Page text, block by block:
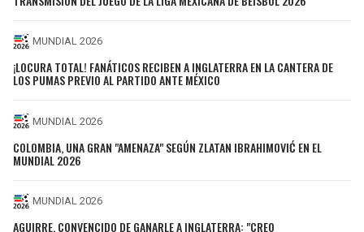
MUNDIAL 2026
¡LOCURA TOTAL! FANÁTICOS RECIBEN A INGLATERRA EN LA CANTERA DE
LOS PUMAS PREVIO AL PARTIDO ANTE MÉXICO
MUNDIAL 2026
COLOMBIA, UNA GRAN "AMENAZA" SEGÚN ZLATAN IBRAHIMOVIĆ EN EL
MUNDIAL 2026
MUNDIAL 2026
AGUIRRE, CONVENCIDO DE GANARLE A INGLATERRA: "CREO